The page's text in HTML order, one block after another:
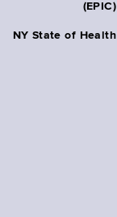
(EPIC)
NY State of Health